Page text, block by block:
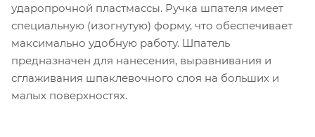
ударопрочной пластмассы. Ручка шпателя имеет
специальную (изогнутую) форму, что обеспечивает
максимально удобную работу. Шпатель
предназначен для нанесения, выравнивания и
сглаживания шпаклевочного слоя на больших и
малых поверхностях.